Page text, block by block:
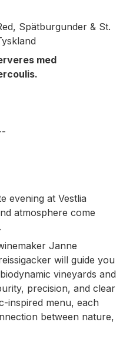
Spätburgunder & St.
med
evening at Vestlia
atmosphere come
Janne
will guide you
vineyards and
precision, and clear
inspired menu, each
between nature,